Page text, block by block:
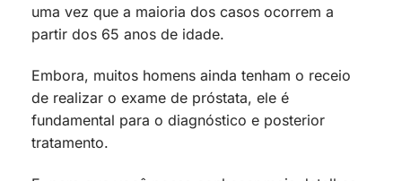
uma vez que a maioria dos casos ocorrem a
partir dos 65 anos de idade.
Embora, muitos homens ainda tenham o receio
de realizar o exame de próstata, ele é
fundamental para o diagnóstico e posterior
tratamento.